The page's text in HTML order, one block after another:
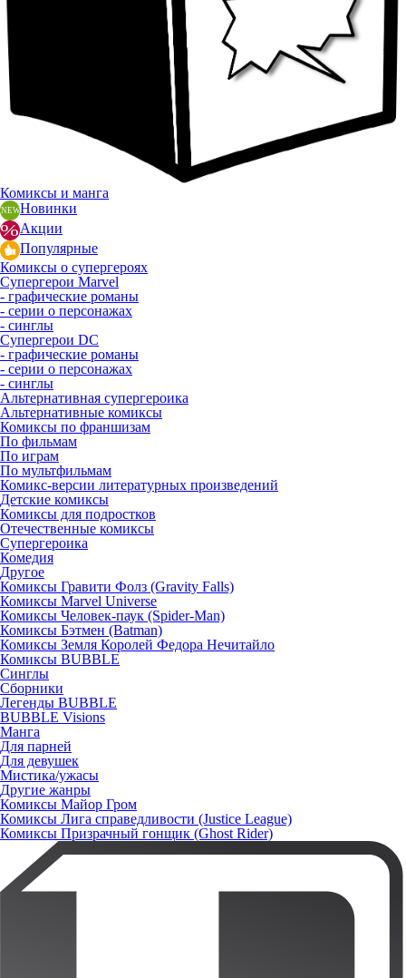
Комиксы и манга
Новинки
Акции
Популярные
Комиксы о супергероях
Супергерои Marvel
- графические романы
- серии о персонажах
- синглы
Супергерои DC
- графические романы
- серии о персонажах
- синглы
Альтернативная супергероика
Альтернативные комиксы
Комиксы по франшизам
По фильмам
По играм
По мультфильмам
Комикс-версии литературных произведений
Детские комиксы
Комиксы для подростков
Отечественные комиксы
Супергероика
Комедия
Другое
Комиксы Гравити Фолз (Gravity Falls)
Комиксы Marvel Universe
Комиксы Человек-паук (Spider-Man)
Комиксы Бэтмен (Batman)
Комиксы Земля Королей Федора Нечитайло
Комиксы BUBBLE
Синглы
Сборники
Легенды BUBBLE
BUBBLE Visions
Манга
Для парней
Для девушек
Мистика/ужасы
Другие жанры
Комиксы Майор Гром
Комиксы Лига справедливости (Justice League)
Комиксы Призрачный гонщик (Ghost Rider)